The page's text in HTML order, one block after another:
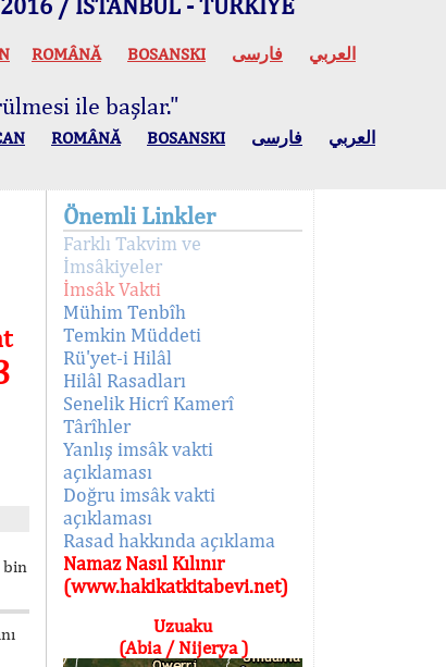
ROMÂNĂ BOSANSKI العربي فارسی
ile başlar."
ROMÂNĂ BOSANSKI العربي فارسی
bin
Önemli Linkler
Farklı Takvim ve
İmsâkiyeler
İmsâk Vakti
Mühim Tenbîh
Temkin Müddeti
Rü'yet-i Hilâl
Hilâl Rasadları
Senelik Hicrî Kamerî
Târîhler
Yanlış imsâk vakti
açıklaması
Doğru imsâk vakti
açıklaması
Rasad hakkında açıklama
Namaz Nasıl Kılınır
(www.hakikatkitabevi.net)
Uzuaku
(Abia / Nijerya )